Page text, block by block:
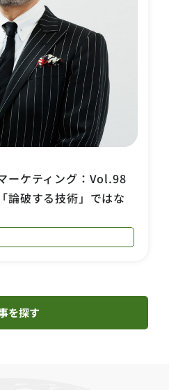
ーケティング：Vol.98
論破する技術」ではな
を探す